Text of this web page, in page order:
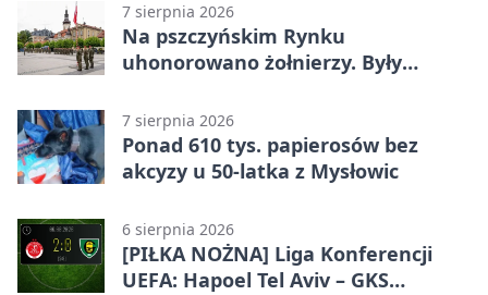
7 sierpnia 2026
Na pszczyńskim Rynku
uhonorowano żołnierzy. Były
7 sierpnia 2026
Ponad 610 tys. papierosów bez
akcyzy u 50-latka z Mysłowic
6 sierpnia 2026
[PIŁKA NOŻNA] Liga Konferencji
UEFA: Hapoel Tel Aviv – GKS